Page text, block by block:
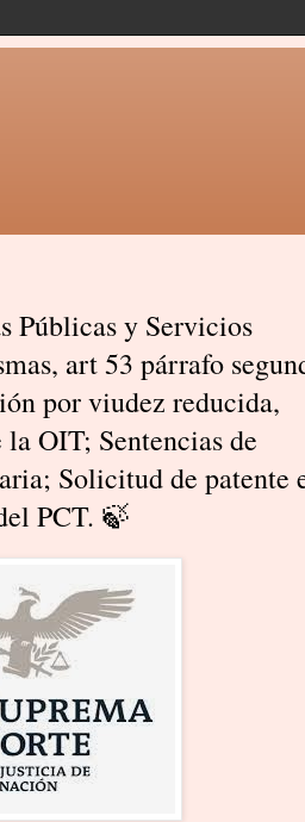
Públicas y Servicios
art 53 párrafo
por viudez reducida,
OIT; Sentencias de
Solicitud de patente
PCT. 🍃